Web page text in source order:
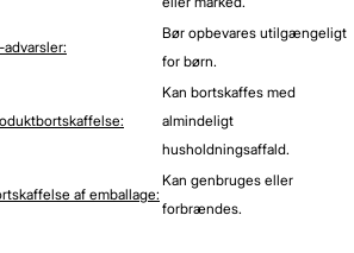
Bør opbevares utilgængeligt
for børn.
Kan bortskaffes med
almindeligt
husholdningsaffald.
af emballage:
Kan genbruges eller
forbrændes.